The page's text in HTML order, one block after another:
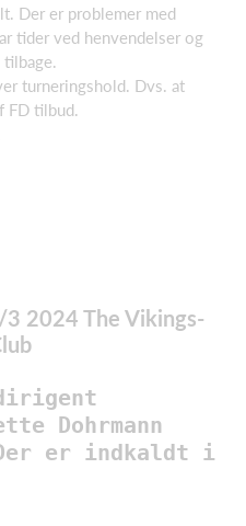
Der er problemer med
tider ved henvendelser og
tilbage.
turneringshold. Dvs. at
FD tilbud.
2024 The Vikings-
Dohrmann
er indkaldt i